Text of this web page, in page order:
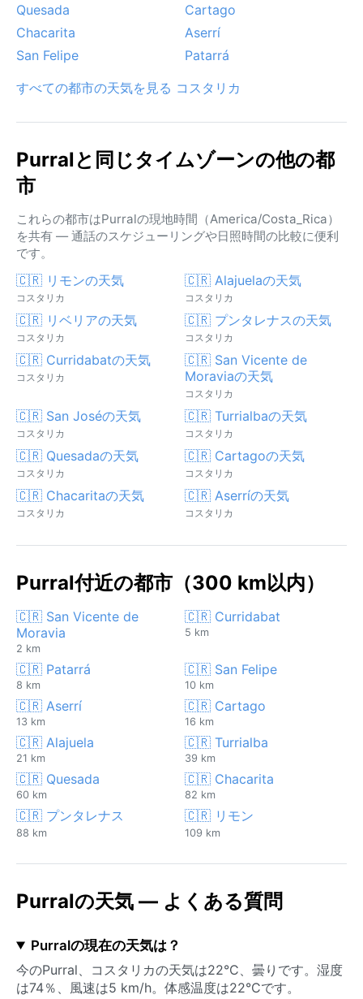
Quesada
Cartago
Chacarita
Aserrí
San Felipe
Patarrá
すべての都市の天気を見る コスタリカ
Purralと同じタイムゾーンの他の都
市
これらの都市はPurralの現地時間（America/Costa_Rica）
を共有 — 通話のスケジューリングや日照時間の比較に便利
です。
🇨🇷 リモンの天気
コスタリカ
🇨🇷 Alajuelaの天気
コスタリカ
🇨🇷 リベリアの天気
コスタリカ
🇨🇷 プンタレナスの天気
コスタリカ
🇨🇷 Curridabatの天気
コスタリカ
🇨🇷 San Vicente de
Moraviaの天気
コスタリカ
🇨🇷 San Joséの天気
コスタリカ
🇨🇷 Turrialbaの天気
コスタリカ
🇨🇷 Quesadaの天気
コスタリカ
🇨🇷 Cartagoの天気
コスタリカ
🇨🇷 Chacaritaの天気
コスタリカ
🇨🇷 Aserríの天気
コスタリカ
Purral付近の都市（300 km以内）
🇨🇷 San Vicente de
Moravia
2 km
🇨🇷 Curridabat
5 km
🇨🇷 Patarrá
8 km
🇨🇷 San Felipe
10 km
🇨🇷 Aserrí
13 km
🇨🇷 Cartago
16 km
🇨🇷 Alajuela
21 km
🇨🇷 Turrialba
39 km
🇨🇷 Quesada
60 km
🇨🇷 Chacarita
82 km
🇨🇷 プンタレナス
88 km
🇨🇷 リモン
109 km
Purralの天気 — よくある質問
Purralの現在の天気は？
今のPurral、コスタリカの天気は22°C、曇りです。湿度
は74％、風速は5 km/h。体感温度は22°Cです。